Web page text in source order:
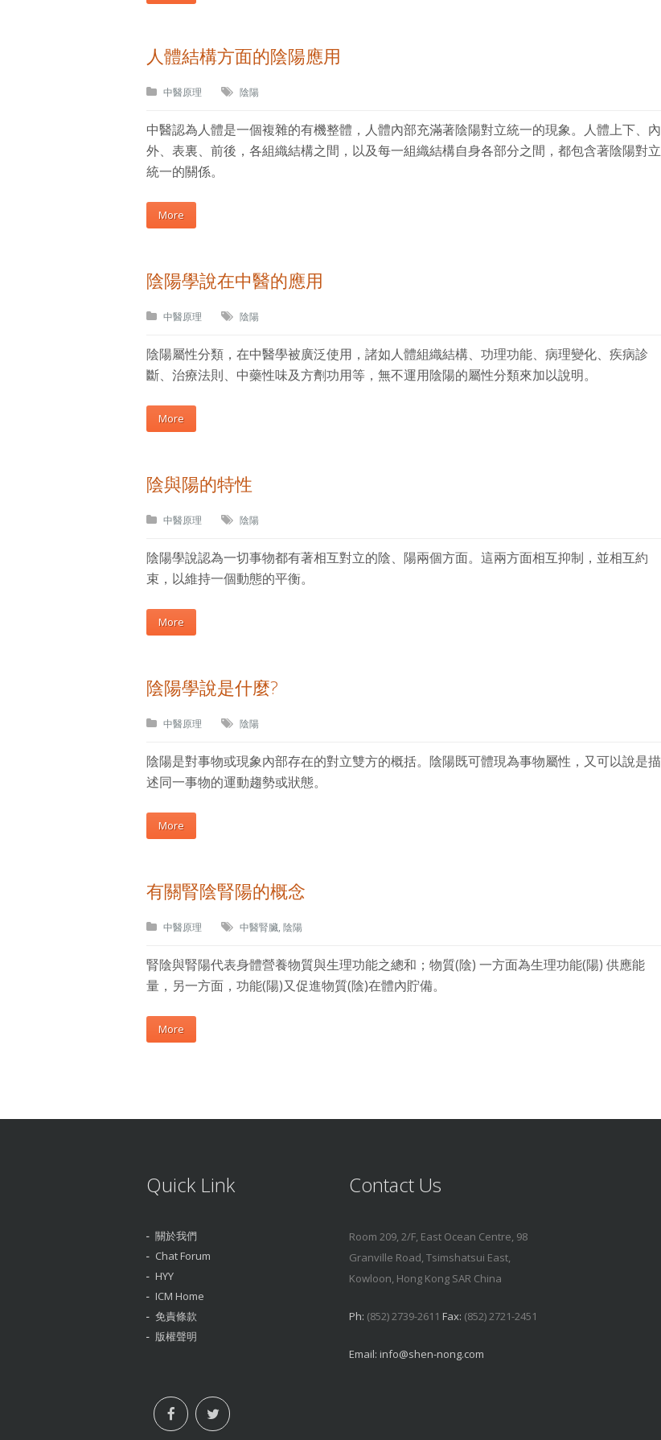
人體結構方面的陰陽應用
中醫原理 陰陽
中醫認為人體是一個複雜的有機整體，人體內部充滿著陰陽對立統一的現象。人體上下、內
外、表裏、前後，各組織結構之間，以及每一組織結構自身各部分之間，都包含著陰陽對立
統一的關係。
More
陰陽學說在中醫的應用
中醫原理 陰陽
陰陽屬性分類，在中醫學被廣泛使用，諸如人體組織結構、功理功能、病理變化、疾病診
斷、治療法則、中藥性味及方劑功用等，無不運用陰陽的屬性分類來加以說明。
More
陰與陽的特性
中醫原理 陰陽
陰陽學說認為一切事物都有著相互對立的陰、陽兩個方面。這兩方面相互抑制，並相互約
束，以維持一個動態的平衡。
More
陰陽學說是什麼?
中醫原理 陰陽
陰陽是對事物或現象內部存在的對立雙方的概括。陰陽既可體現為事物屬性，又可以說是描
述同一事物的運動趨勢或狀態。
More
有關腎陰腎陽的概念
中醫原理 中醫腎臟, 陰陽
腎陰與腎陽代表身體營養物質與生理功能之總和；物質(陰) 一方面為生理功能(陽) 供應能
量，另一方面，功能(陽)又促進物質(陰)在體內貯備。
More
Quick Link
關於我們
Chat Forum
HYY
ICM Home
免責條款
版權聲明
Contact Us
Room 209, 2/F, East Ocean Centre, 98
Granville Road, Tsimshatsui East,
Kowloon, Hong Kong SAR China
Ph: (852) 2739-2611 Fax: (852) 2721-2451
Email: info@shen-nong.com